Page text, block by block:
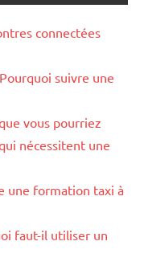
connectées
Pourquoi suivre une
vous pourriez
nécessitent une
une formation taxi à
faut-il utiliser un